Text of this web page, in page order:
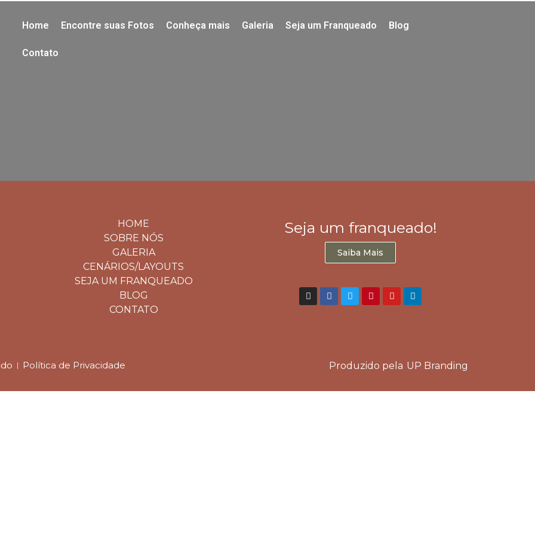
Home Encontre suas Fotos Conheça mais Galeria Seja um Franqueado Blog
Contato
HOME
SOBRE NÓS
GALERIA
CENÁRIOS/LAYOUTS
SEJA UM FRANQUEADO
BLOG
CONTATO
Seja um franqueado!
Saiba Mais
Política de Privacidade Produzido pela UP Branding